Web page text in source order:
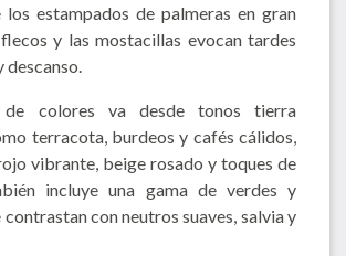
los estampados de palmeras en gran
y las mostacillas evocan tardes
descanso.
colores va desde tonos tierra
terracota, burdeos y cafés cálidos,
vibrante, beige rosado y toques de
incluye una gama de verdes y
con neutros suaves, salvia y